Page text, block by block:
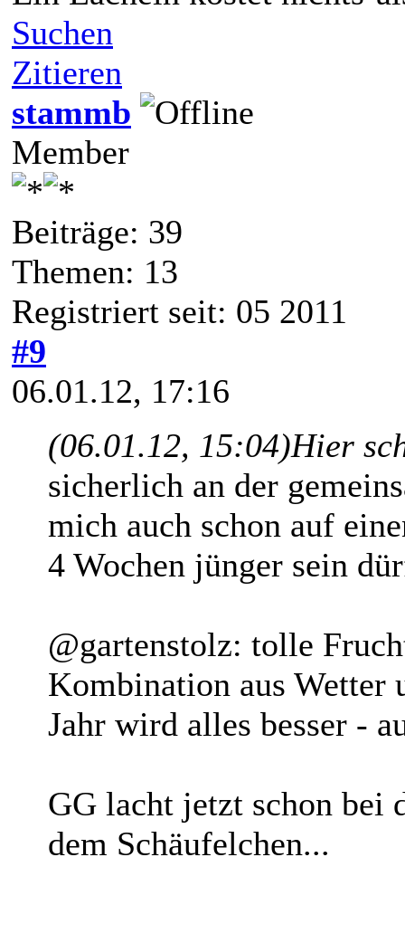
Suchen
Zitieren
stammb
Member
Beiträge: 39
Themen: 13
Registriert seit: 05 2011
#9
06.01.12, 17:16
(06.01.12, 15:04)Hier
sicherlich an der
mich auch schon auf
4 Wochen jünger sein
@gartenstolz: tolle
Kombination aus Wetter
Jahr wird alles besser -
GG lacht jetzt schon bei
dem Schäufelchen...